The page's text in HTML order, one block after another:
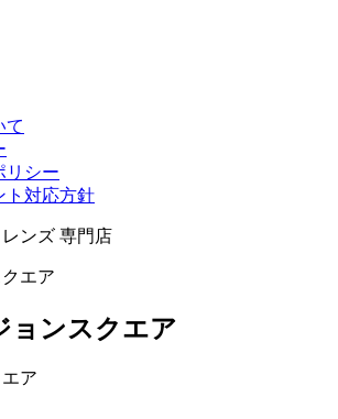
て
リシー
ト対応方針
ンズ 専門店
ョンスクエア
ア